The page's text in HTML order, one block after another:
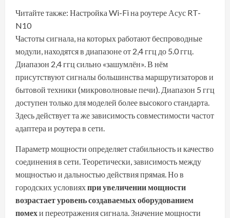
Читайте также: Настройка Wi-Fi на роутере Асус RT-
N10
Частоты сигнала, на которых работают беспроводные
модули, находятся в диапазоне от 2,4 ггц до 5.0 ггц.
Диапазон 2,4 ггц сильно «зашумлён». В нём
присутствуют сигналы большинства маршрутизаторов и
бытовой техники (микроволновые печи). Диапазон 5 ггц
доступен только для моделей более высокого стандарта.
Здесь действует та же зависимость совместимости частот
адаптера и роутера в сети.
Параметр мощности определяет стабильность и качество
соединения в сети. Теоретически, зависимость между
мощностью и дальностью действия прямая. Но в
городских условияхпри увеличении мощности
возрастает уровень создаваемых оборудованием
помехи переотражения сигнала. Значение мощности